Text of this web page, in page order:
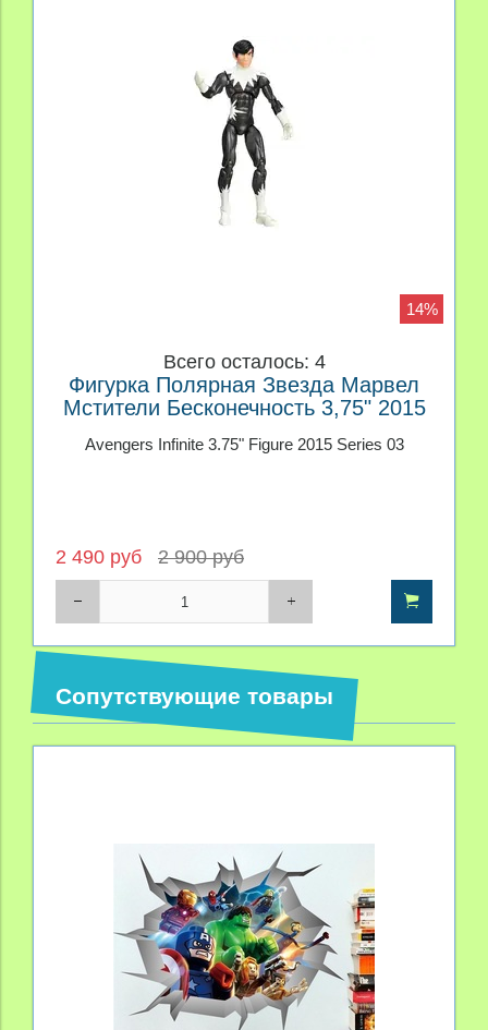
14%
Всего осталось: 4
Фигурка Полярная Звезда Марвел
Мстители Бесконечность 3,75" 2015
Avengers Infinite 3.75" Figure 2015 Series 03
2 490 руб 2 900 руб
Сопутствующие товары